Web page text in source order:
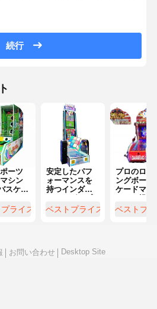
続行
ーツ
シン
スケッ
シン
ライス
安定したパフ
ォーマンスを
持つインダー
レイヤーチケ
ット換金ゲー
ベストプライス
プロのロー
ングボール
ケードマシ
ダブルプレ
ベストプ
お問い合わせ
Desktop Site